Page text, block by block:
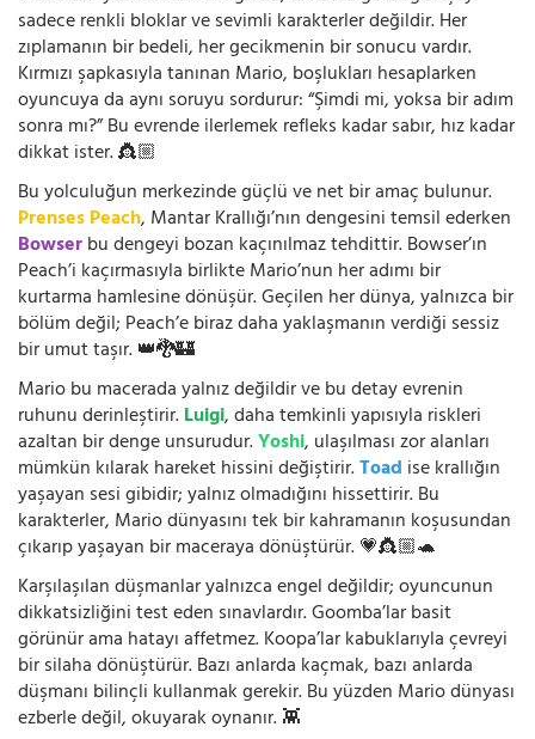
sadece renkli bloklar ve sevimli karakterler değildir. Her
zıplamanın bir bedeli, her gecikmenin bir sonucu vardır.
Kırmızı şapkasıyla tanınan Mario, boşlukları hesaplarken
oyuncuya da aynı soruyu sordurur: “Şimdi mi, yoksa bir adım
sonra mı?” Bu evrende ilerlemek refleks kadar sabır, hız kadar
dikkat ister. 👸🏼
Bu yolculuğun merkezinde güçlü ve net bir amaç bulunur.
Prenses Peach, Mantar Krallığı’nın dengesini temsil ederken
Bowserbu dengeyi bozan kaçınılmaz tehdittir. Bowser’ın
Peach’i kaçırmasıyla birlikte Mario’nun her adımı bir
kurtarma hamlesine dönüşür. Geçilen her dünya, yalnızca bir
bölüm değil; Peach’e biraz daha yaklaşmanın verdiği sessiz
bir umut taşır. 👑🐉🏰
Mario bu macerada yalnız değildir ve bu detay evrenin
ruhunu derinleştirir.Luigi, daha temkinli yapısıyla riskleri
azaltan bir denge unsurudur.Yoshi, ulaşılması zor alanları
mümkün kılarak hareket hissini değiştirir.Toad ise krallığın
yaşayan sesi gibidir; yalnız olmadığını hissettirir. Bu
karakterler, Mario dünyasını tek bir kahramanın koşusundan
çıkarıp yaşayan bir maceraya dönüştürür. 💗👸🏼🐢
Karşılaşılan düşmanlar yalnızca engel değildir; oyuncunun
dikkatsizliğini test eden sınavlardır. Goomba’lar basit
görünür ama hatayı affetmez. Koopa’lar kabuklarıyla çevreyi
bir silaha dönüştürür. Bazı anlarda kaçmak, bazı anlarda
düşmanı bilinçli kullanmak gerekir. Bu yüzden Mario dünyası
ezberle değil, okuyarak oynanır. 👾